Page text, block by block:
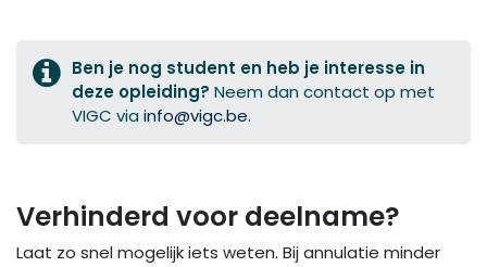
Ben je nog student en heb je interesse in
deze opleiding? Neem dan contact op met
VIGC via info@vigc.be.
Verhinderd voor deelname?
Laat zo snel mogelijk iets weten. Bij annulatie minder